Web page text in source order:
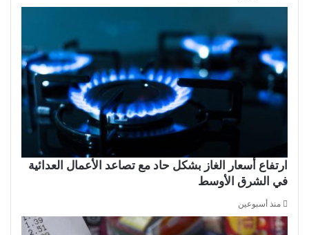
ارتفاع أسعار الغاز بشكل حاد مع تصاعد الأعمال العدائية
في الشرق الأوسط
منذ أسبوعين